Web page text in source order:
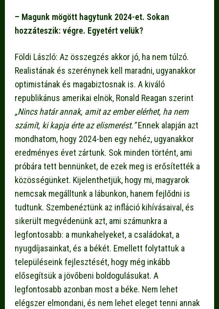
– Magunk mögött hagytunk 2024-et. Sokan
hozzáteszik: végre. Egyetért velük?
Földi László: Az összegzés akkor jó, ha nem túlzó.
Realistának és szerénynek kell maradni, ugyanakkor
optimistának és magabiztosnak is. A kiváló
republikánus amerikai elnök, Ronald Reagan szerint
„Nincs határ annak, amit az ember elérhet, ha nem
számít, ki kapjaérte az elismerést.”Ennek alapján azt
mondhatom, hogy 2024-ben egy nehéz, ugyanakkor
eredményes évet zártunk. Sok minden történt, ami
próbára tett bennünket, de ezek meg is erősítették a
közösségünket. Kijelenthetjük, hogy mi, magyarok
nemcsak megálltunk a lábunkon, hanem fejlődni is
tudtunk. Szembenéztünk az infláció kihívásaival, és
sikerült megvédenünk azt, ami számunkra a
legfontosabb: a munkahelyeket, a családokat, a
nyugdíjasainkat, és a békét. Emellett folytattuk a
településeink fejlesztését, hogy még inkább
elősegítsük a jövőbeni boldogulásukat. A
legfontosabb azonban most a béke. Nem lehet
elégszer elmondani, és nem lehet eleget tenni annak